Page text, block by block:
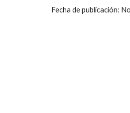
Fecha de publicación: